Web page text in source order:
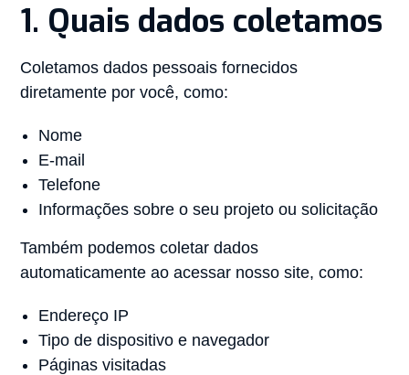
1. Quais dados coletamos
Coletamos dados pessoais fornecidos
diretamente por você, como:
Nome
E-mail
Telefone
Informações sobre o seu projeto ou solicitação
Também podemos coletar dados
automaticamente ao acessar nosso site, como:
Endereço IP
Tipo de dispositivo e navegador
Páginas visitadas